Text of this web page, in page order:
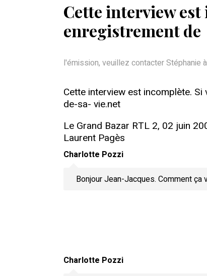
Cette interview est
enregistrement de
l'émission, veuillez contacter Stéphanie
Cette interview est incomplète.
de-sa- vie.net
Le Grand Bazar RTL 2, 02 juin
Laurent Pagès
Charlotte Pozzi
Bonjour Jean-Jacques. Comment ça
Charlotte Pozzi